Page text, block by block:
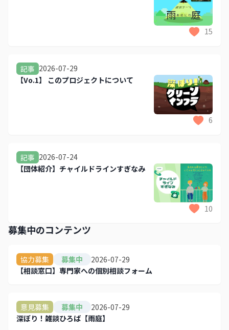
15
記事 2026-07-29
【Vo.1】 このプロジェクトについて
6
記事 2026-07-24
【団体紹介】チャイルドラインすぎなみ
10
募集中のコンテンツ
協力募集 募集中
2026-07-29
【相談窓口】専門家への個別相談フォーム
意見募集 募集中
2026-07-29
深ぼり！雑談ひろば【雨庭】